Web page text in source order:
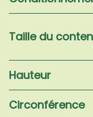
Taille du
Hauteur
Circonférence